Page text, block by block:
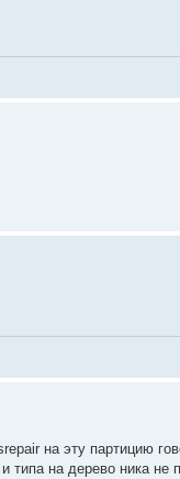
на эту партицию
типа на дерево ника не